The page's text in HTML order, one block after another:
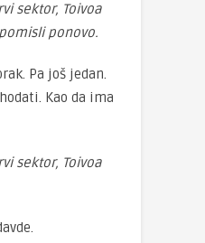
sektor, Toivoa
ponovo.
Pa još jedan.
Kao da ima
sektor, Toivoa